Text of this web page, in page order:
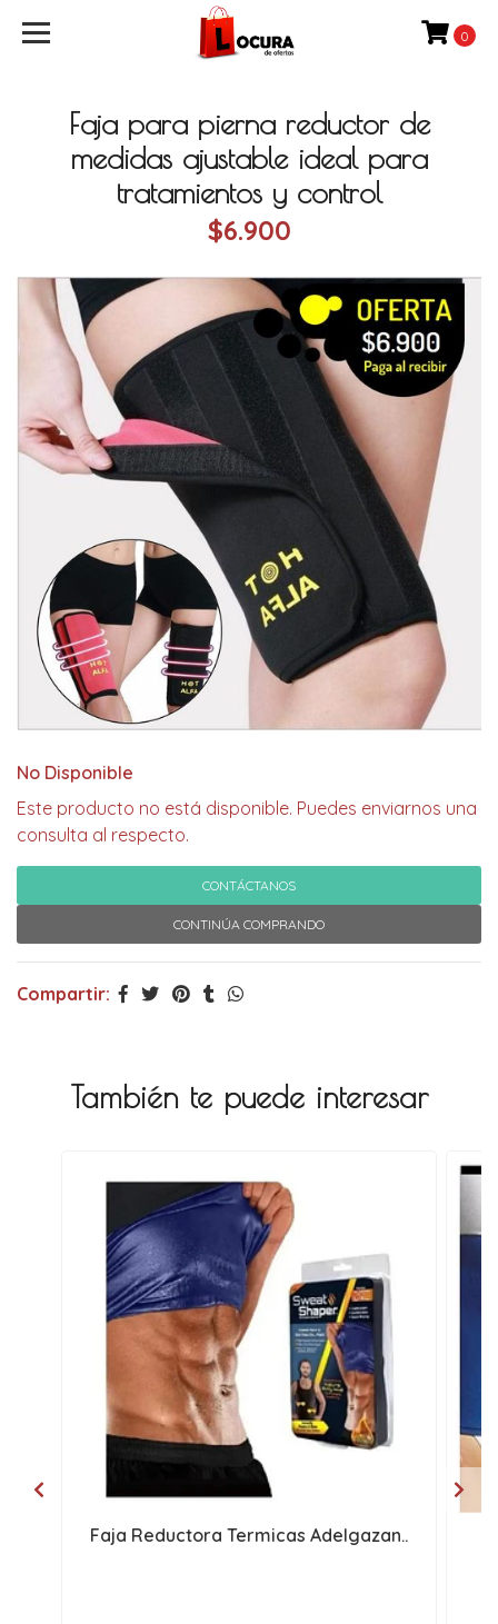
0
Faja para pierna reductor de
medidas ajustable ideal para
tratamientos y control
$6.900
No Disponible
Este producto no está disponible. Puedes enviarnos una
consulta al respecto.
CONTÁCTANOS
CONTINÚA COMPRANDO
Compartir:
También te puede interesar
Faja Reductora Termicas Adelgazan..